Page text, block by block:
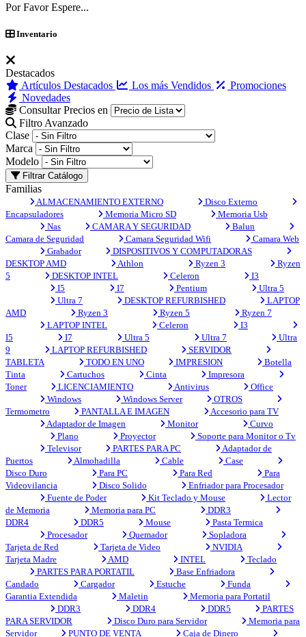
Por Favor Espere...
Inventario
Destacados
Artículos Destacados
Los más Vendidos
Promociones
Novedades
Consultar Precios en
Filtro Avanzado
Clase
Marca
Modelo
Filtrar Catálogo
Familias
ALMACENAMIENTO EXTERNO
Disco Externo
Encapsuladores
Memoria Micro SD
Memoria Usb
Nas
CAMARA Y SEGURIDAD
Balun
Camara de Seguridad
Camara Seguridad Wifi
Camara Web
Grabador
DISPOSITIVOS Y COMPUTADORAS
DESKTOP AMD
Athlon Ryzen 3
Ryzen
5
DESKTOP INTEL Celeron
I3
I5
I7 Pentium
Ultra 5
Ultra 7
DESKTOP REFURBISHED
LAPTOP
AMD
Ryzen 3 Ryzen 5
Ryzen 7
LAPTOP INTEL
Celeron
I3
I5
I7 Ultra 5 Ultra 7
Ultra
9
LAPTOP REFURBISHED
SERVIDOR
TABLETA
TODO EN UNO IMPRESION
Botella
Tinta
Cartuchos Cinta
Impresora
Toner
LICENCIAMIENTO Antivirus
Office
Windows
Windows Server
OTROS
Termometro
PANTALLA E IMAGEN
Accesorio para TV
Adaptador de Imagen
Monitor
Curvo
Plano
Proyector
Soporte para Monitor o Tv
Televisor
PARTES PARA PC
Adaptador de
Puertos
Almohadilla Cable
Case
Disco Duro
Para PC Para Red
Para
Videovilancia
Disco Solido
Enfriador para Procesador
Fuente de Poder
Kit Teclado y Mouse
Lector
de Memoria
Memoria para PC
DDR3
DDR4
DDR5 Mouse
Pasta Termica
Procesador
Quemador
Sopladora
Tarjeta de Red
Tarjeta de Video
NVIDIA
Tarjeta Madre
AMD INTEL
Teclado
PARTES PARA PORTATIL
Base Enfriadora
Candado
Cargador Estuche
Funda
Garantia Extendida
Maletin
Memoria para Portatil
DDR3
DDR4 DDR5
PARTES
PARA SERVIDOR
Disco Duro para Servidor
Memoria para
Servidor
PUNTO DE VENTA Caja de Dinero